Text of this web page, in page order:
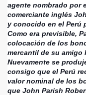
agente nombrado por
comerciante inglés
y conocido en el Perú
Como era previsible,
colocación de los
mercantil de su amigo
Nuevamente se
consigo que el Perú
valor nominal de los
que John Parish